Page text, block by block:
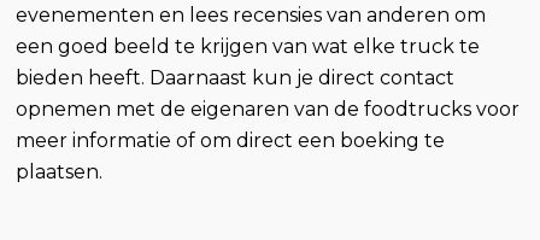
evenementen en lees recensies van anderen om
een goed beeld te krijgen van wat elke truck te
bieden heeft. Daarnaast kun je direct contact
opnemen met de eigenaren van de foodtrucks voor
meer informatie of om direct een boeking te
plaatsen.